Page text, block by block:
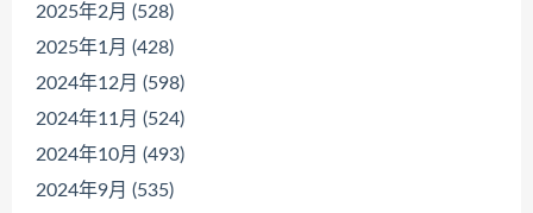
2025年2月 (528)
2025年1月 (428)
2024年12月 (598)
2024年11月 (524)
2024年10月 (493)
2024年9月 (535)